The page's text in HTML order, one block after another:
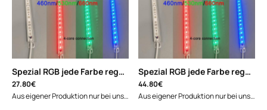
Spezial RGB jede Farbe regelbar 50cm | FL-5050RGB60ALU50
27.80€
Aus eigener Produktion nur bei uns!!!Spezial RGB mit Pflanzenwachstumsfarben in wasserdichter Ausführung. Unsere LED-Lichtleisten bieten: Spezial Pflanzenwachtumsfarben in 460,530,660nm IP67-Zertifizierung für höchste Sicherheit und Schutz 24-Volt-Betrieb für höchste Energieeffizienz Aluminium-Kühlprofil für optimale Wärmeableitung 2-Meter-Anschlusskabel mit wasserdichtem Stecker und passendem Gegenstück mit offenen Kabelenden.bestes Binning. "Best Binning" bedeutet, dass jede LED sortiert wird und nur die besten verbaut werden."Best Binning" ist ein Indikator für Top-Qualität, da es eine präzise und kostspielige Selektion erfordert.Pflanzenwachstumsfarben, farbverstärkend für Pflanzen und Tiere.Möglichst nah zur Frontscheibe montieren und nach hinten drehen, dann kommen die metallischen Farben der Fische wie bei Sonneneinstrahlung.Mit Controller z.B. TC können Sonnenauf-, -untergänge, Mondlicht realisiert werden.Lieferumfang: Lichtleiste mit 2m Anschlusskabel und passendem Stecker. 2 drehbare Halterungsclips Sichern Sie sich jetzt die Zukunft der Beleuchtungstechnologie und bestellen Sie unsere WellerLED-Lichtleisten! Wir freuen uns darauf, Ihnen die Vorteile unserer WellerLED-Lichtleisten zu bieten. Erleben Sie die positive Wirkung auf Ihre Pflanzen.Downloads: Deutsche Bedienungsanleitung zum Download Datenblatt zum Download Hersteller:WellerLED Licht für Pflanzen und Tiere Zum Stegacker 2 87541 Bad Hindelang Tel.: 08324-2530 Email: info@wellerled.com Sicherheitshinweise: Auf ausreichende Belüftung achten: Die Lichtleisten sind passiv gekühlt und ein Hitzestau verkürzt die Lebenszeit. Es dürfen nur Netzteile mit LED-Sicherheitszulassung angeschlossen werden. Auf die richtige Spannungsversorgung ist zu achten. Kein Betrieb in geschlossenen Meerwasser-Aquarien-Abdeckungen, da selbst das Schwitzwasser an den LED-Alu-Profilen zur Korrosion führt.
Spezial RGB jede Farbe regelbar 90cm
44.80€
Aus eigener Produktion nur bei uns!!!Spezial RGB mit Pflanzenwachstumsfarben in wasserdichter Ausführung. Unsere LED-Lichtleisten bieten: Spezial Pflanzenwachtumsfarben in 460,530,660nm IP67-Zertifizierung für höchste Sicherheit und Schutz 24-Volt-Betrieb für höchste Energieeffizienz Aluminium-Kühlprofil für optimale Wärmeableitung 2-Meter-Anschlusskabel mit wasserdichtem Stecker und passendem Gegenstück mit offenen Kabelenden.bestes Binning. "Best Binning" bedeutet, dass jede LED sortiert wird und nur die besten verbaut werden."Best Binning" ist ein Indikator für Top-Qualität, da es eine präzise und kostspielige Selektion erfordert.Pflanzenwachstumsfarben, farbverstärkend für Pflanzen und Tiere.Möglichst nah zur Frontscheibe montieren und nach hinten drehen, dann kommen die metallischen Farben der Fische wie bei Sonneneinstrahlung.Mit Controller z.B. TC können Sonnenauf-, -untergänge, Mondlicht realisiert werden.Lieferumfang: Lichtleiste mit 2m Anschlusskabel und passendem Stecker. 2 drehbare Halterungsclips Sichern Sie sich jetzt die Zukunft der Beleuchtungstechnologie und bestellen Sie unsere WellerLED-Lichtleisten! Wir freuen uns darauf, Ihnen die Vorteile unserer WellerLED-Lichtleisten zu bieten. Erleben Sie die positive Wirkung auf Ihre Pflanzen.Downloads: Deutsche Bedienungsanleitung zum Download Datenblatt zum Download Hersteller:WellerLED Licht für Pflanzen und Tiere Zum Stegacker 2 87541 Bad Hindelang Tel.: 08324-2530 Email: info@wellerled.com Sicherheitshinweise: Auf ausreichende Belüftung achten: Die Lichtleisten sind passiv gekühlt und ein Hitzestau verkürzt die Lebenszeit. Es dürfen nur Netzteile mit LED-Sicherheitszulassung angeschlossen werden. Auf die richtige Spannungsversorgung ist zu achten. Kein Betrieb in geschlossenen Meerwasser-Aquarien-Abdeckungen, da selbst das Schwitzwasser an den LED-Alu-Profilen zur Korrosion führt.